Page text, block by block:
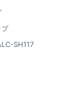
プ
SH117